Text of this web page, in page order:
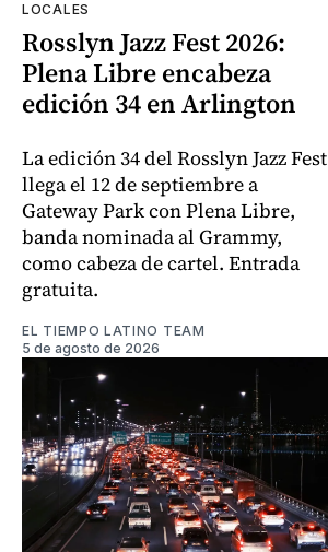
LOCALES
Rosslyn Jazz Fest 2026:
Plena Libre encabeza
edición 34 en Arlington
La edición 34 del Rosslyn Jazz Fest
llega el 12 de septiembre a
Gateway Park con Plena Libre,
banda nominada al Grammy,
como cabeza de cartel. Entrada
gratuita.
EL TIEMPO LATINO TEAM
5 de agosto de 2026